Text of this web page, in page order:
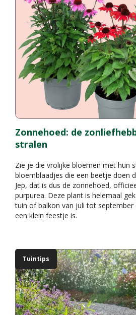
Zonnehoed: de
stralen
Zie je die vrolijke bloemen met hun
bloemblaadjes die een beetje doen
Jep, dat is dus de zonnehoed,
purpurea. Deze plant is helemaal
tuin of balkon van juli tot
een klein feestje is.
Tuintips